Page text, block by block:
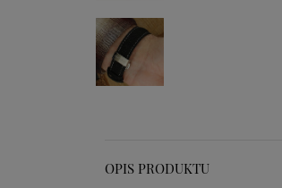
OPIS PRODUKTU